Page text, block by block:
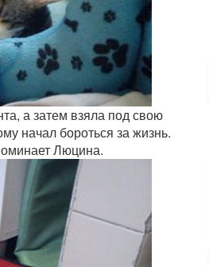
а затем взяла под свою
начал бороться за жизнь.
Люцина.